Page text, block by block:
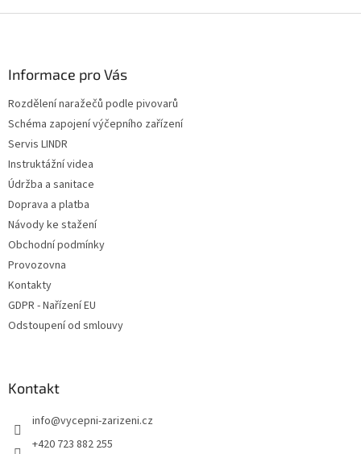
l
r
Informace pro Vás
Rozdělení naražečů podle pivovarů
Schéma zapojení výčepního zařízení
Servis LINDR
Instruktážní videa
Údržba a sanitace
Doprava a platba
Návody ke stažení
Obchodní podmínky
Provozovna
Kontakty
GDPR - Nařízení EU
Odstoupení od smlouvy
Kontakt
info@vycepni-zarizeni.cz
+420 723 882 255